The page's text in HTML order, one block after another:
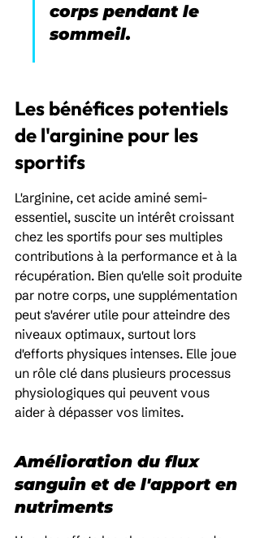
corps pendant le
sommeil.
Les bénéfices potentiels
de l'arginine pour les
sportifs
L'arginine, cet acide aminé semi-
essentiel, suscite un intérêt croissant
chez les sportifs pour ses multiples
contributions à la performance et à la
récupération. Bien qu'elle soit produite
par notre corps, une supplémentation
peut s'avérer utile pour atteindre des
niveaux optimaux, surtout lors
d'efforts physiques intenses. Elle joue
un rôle clé dans plusieurs processus
physiologiques qui peuvent vous
aider à dépasser vos limites.
Amélioration du flux
sanguin et de l'apport en
nutriments